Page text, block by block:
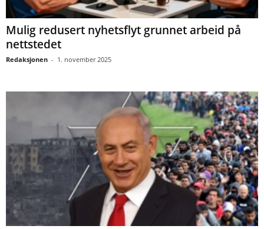
Mulig redusert nyhetsflyt grunnet arbeid på
nettstedet
Redaksjonen - 1. november 2025